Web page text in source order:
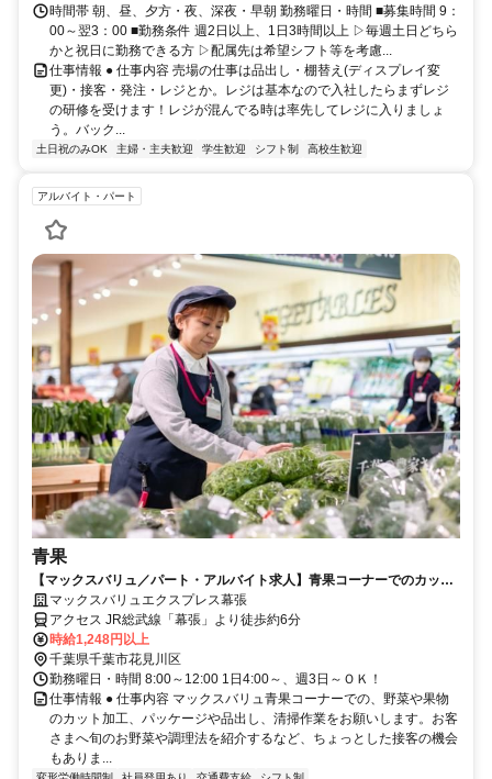
時間帯 朝、昼、夕方・夜、深夜・早朝 勤務曜日・時間 ■募集時間 9：
00～翌3：00 ■勤務条件 週2日以上、1日3時間以上 ▷毎週土日どちら
かと祝日に勤務できる方 ▷配属先は希望シフト等を考慮...
仕事情報 ● 仕事内容 売場の仕事は品出し・棚替え(ディスプレイ変
更)・接客・発注・レジとか。レジは基本なので入社したらまずレジ
の研修を受けます！レジが混んでる時は率先してレジに入りましょ
う。バック...
土日祝のみOK 主婦・主夫歓迎 学生歓迎 シフト制 高校生歓迎
アルバイト・パート
青果
【マックスバリュ／パート・アルバイト求人】青果コーナーでのカッ
ト、パッケージ品出しなど
マックスバリュエクスプレス幕張
アクセス JR総武線「幕張」より徒歩約6分
時給1,248円以上
千葉県千葉市花見川区
勤務曜日・時間 8:00～12:00 1日4:00～、週3日～ＯＫ！
仕事情報 ● 仕事内容 マックスバリュ青果コーナーでの、野菜や果物
のカット加工、パッケージや品出し、清掃作業をお願いします。お客
さまへ旬のお野菜や調理法を紹介するなど、ちょっとした接客の機会
もありま...